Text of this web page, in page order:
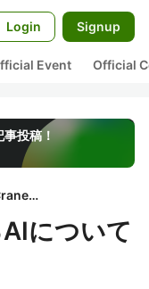
Login Signup
Event Official
投稿！
株式会社Crane＆I
について